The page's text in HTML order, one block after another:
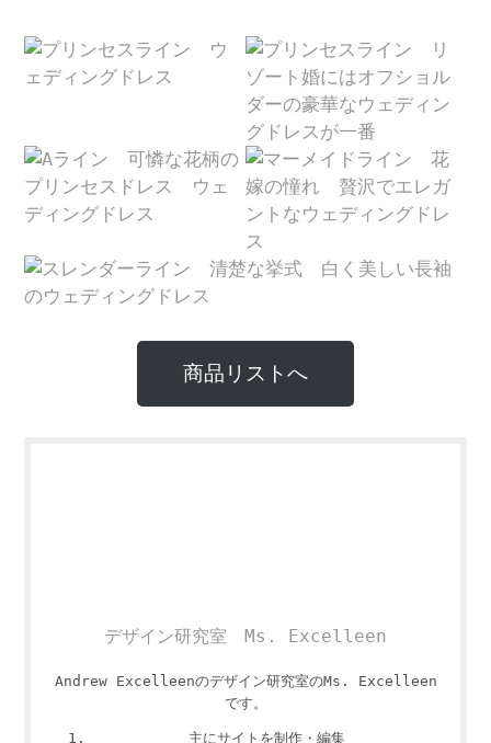
商品リストへ
デザイン研究室 Ms. Excelleen
Andrew Excelleenのデザイン研究室のMs. Excelleen
です。
主にサイトを制作・編集